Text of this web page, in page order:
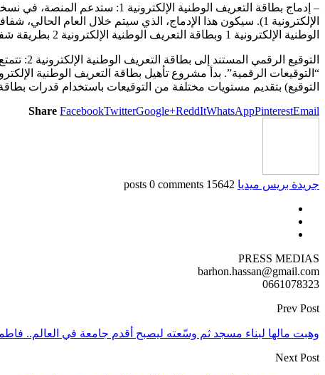
– إدماج بطاقة التعريف الوطنية
الإلكترونية 1). سيكون هذا الإدماج، الذي سيتم خلال العام
الوطنية الإلكترونية 1 وبطاقة التعريف الوطنية الإلكترونية 2 بطريقة شفافة. وبذلك ستكون المنصة في متناول جميع سكان المغرب وسيستفيدون من الخدمات التي تقدمها.
التوقيع) بتقديم مستويات مختلفة من التوقيعات باستخدام قدرات بطاقة
Share FacebookTwitterGoogle+ReddItWhatsAppPinterestEmail
جريدة بريس ميديا 15642 posts
0 comments
PRESS MEDIAS
barhon.hassan@gmail.com
0661078323
Prev Post
وهبت مالها لبناء مسجد ثم وسّعته ليصبح أقدم جامعة في العالم..
Next Post